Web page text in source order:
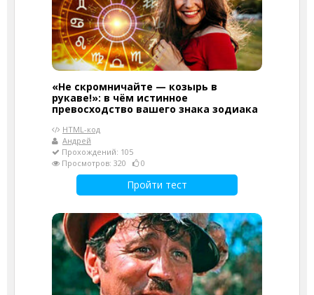
«Не скромничайте — козырь в
рукаве!»: в чём истинное
превосходство вашего знака зодиака
HTML-код
Андрей
Прохождений: 105
Просмотров: 320
0
Пройти тест